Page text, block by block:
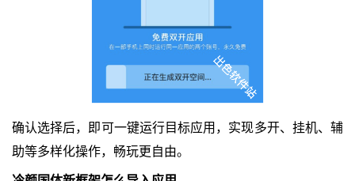
确认选择后，即可一键运行目标应用，实现多开、挂机、辅
助等多样化操作，畅玩更自由。